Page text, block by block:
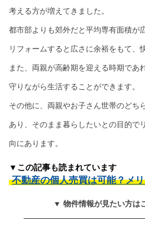
考える方が増えてきました。
都市部よりも郊外だと平均専有面積が
リフォームすると広さに余裕をもて、
また、両親が高齢期を迎える時期であ
守りながら生活することができます。
その他に、両親やお子さん世帯のどち
あり、そのまま暮らしたいとの目的で
向にあります。
▼この記事も読まれています
不動産の個人売買は可能？メ
▼ 物件情報が見たい方は